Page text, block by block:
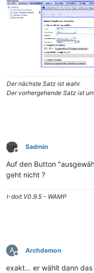
Der nächste Satz ist wahr.
Der vorhergehende Satz ist
Offline
Sadmin
Auf den Button
geht nicht ?
I-doit V0.9.5 - WAMP
A
Offline
Archdemon
exakt… er wählt dann das